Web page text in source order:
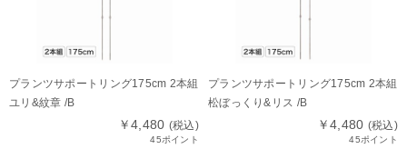
プランツサポートリング175cm 2本組
ユリ&紋章 /B
￥4,480 (税込)
45ポイント
プランツサポートリング175cm 2本組
松ぼっくり&リス /B
￥4,480 (税込)
45ポイント